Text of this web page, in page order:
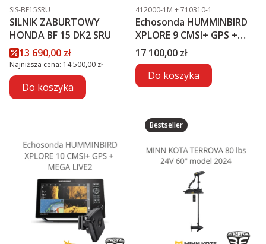
Kod produktu
SIS-BF15SRU
SILNIK ZABURTOWY
HONDA BF 15 DK2 SRU
Cena promocyjna
13 690,00 zł
Najniższa cena: 14 500,00 zł
Do koszyka
Kod produktu
412000-1M + 710310-1
Echosonda HUMMINBIRD
XPLORE 9 CMSI+ GPS +
MEGA LIVE2
Cena
17 100,00 zł
Do koszyka
Bestseller